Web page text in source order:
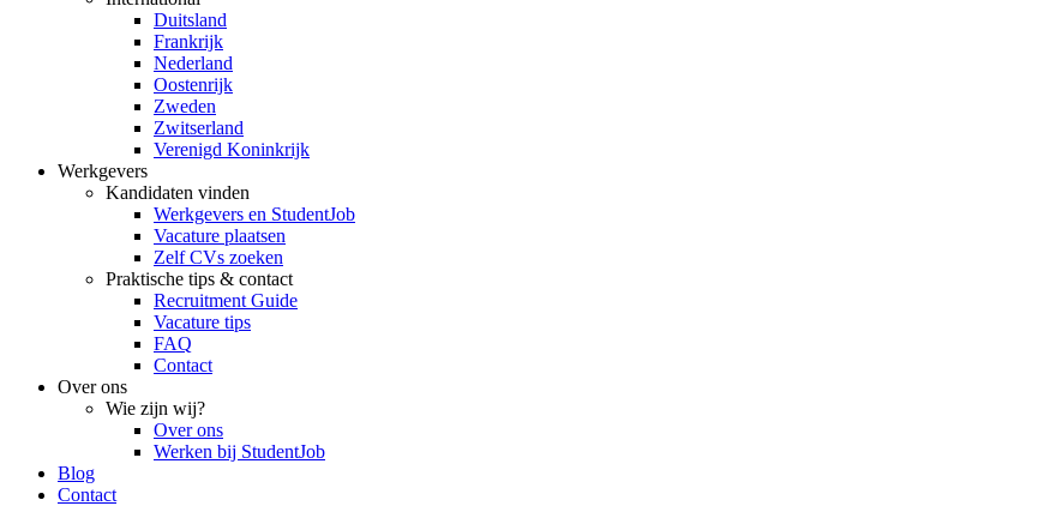
Duitsland
Frankrijk
Nederland
Oostenrijk
Zweden
Zwitserland
Verenigd Koninkrijk
Werkgevers
Kandidaten vinden
Werkgevers en StudentJob
Vacature plaatsen
Zelf CVs zoeken
Praktische tips & contact
Recruitment Guide
Vacature tips
FAQ
Contact
Over ons
Wie zijn wij?
Over ons
Werken bij StudentJob
Blog
Contact